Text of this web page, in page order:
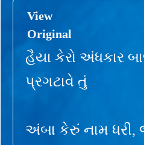
View
Original
હૈયા કેરો અંધકાર
પ્રગટાવે તું
અંબા કેરું નામ ધરી,